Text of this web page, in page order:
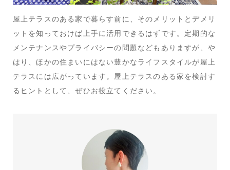
屋上テラスのある家で暮らす前に、そのメリットとデメリ
ットを知っておけば上手に活用できるはずです。定期的な
メンテナンスやプライバシーの問題などもありますが、や
はり、ほかの住まいにはない豊かなライフスタイルが屋上
テラスには広がっています。屋上テラスのある家を検討す
るヒントとして、ぜひお役立てください。